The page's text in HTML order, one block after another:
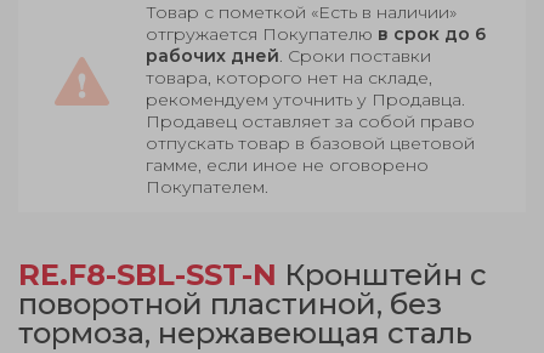
Товар с пометкой «Есть в наличии»
отгружается Покупателю в срок до 6
рабочих дней. Сроки поставки
товара, которого нет на складе,
рекомендуем уточнить у Продавца.
Продавец оставляет за собой право
отпускать товар в базовой цветовой
гамме, если иное не оговорено
Покупателем.
RE.F8-SBL-SST-N Кронштейн с
поворотной пластиной, без
тормоза, нержавеющая сталь